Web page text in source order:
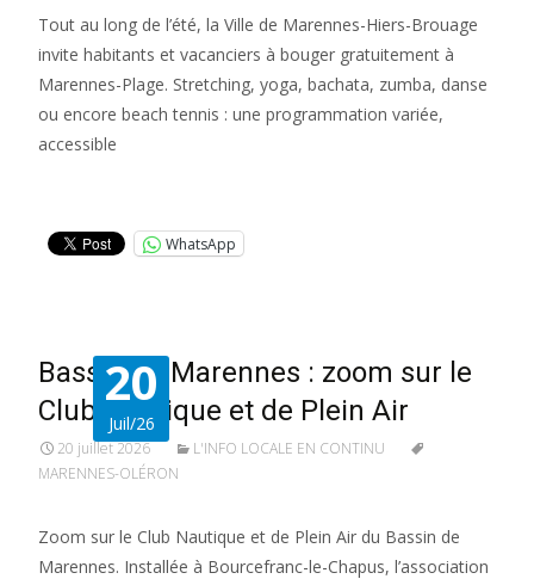
Tout au long de l’été, la Ville de Marennes-Hiers-Brouage
invite habitants et vacanciers à bouger gratuitement à
Marennes-Plage. Stretching, yoga, bachata, zumba, danse
ou encore beach tennis : une programmation variée,
accessible
WhatsApp
20
Juil/26
Bassin de Marennes : zoom sur le
Club Nautique et de Plein Air
20 juillet 2026
L'INFO LOCALE EN CONTINU
MARENNES-OLÉRON
Zoom sur le Club Nautique et de Plein Air du Bassin de
Marennes. Installée à Bourcefranc-le-Chapus, l’association